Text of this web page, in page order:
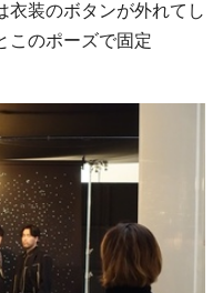
衣装のボタンが外れてし
このポーズで固定